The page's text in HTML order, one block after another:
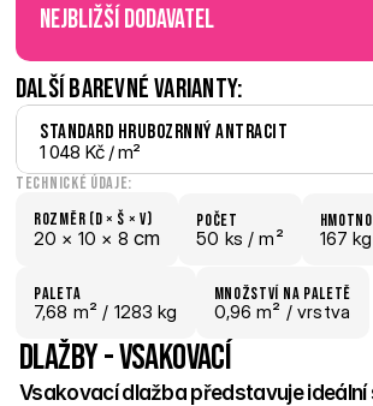
nejbližší dodavatel
Další barevné varianty:
Standard hrubozrnný Antracit
1 048 Kč / m²
Technické údaje:
Rozměr (D × š × V)
20 × 10 × 8 cm
počet
50 ks / m² 167
paletA
7,68 m² / 1283 kg
Množství na paletě
0,96 m² / vrstva
Dlažby - vsakovací
Vsakovací dlažba představuje ideální